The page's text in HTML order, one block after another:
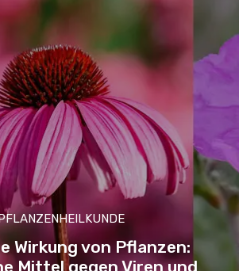
Wirkung von Pflanzen:
Mittel gegen Viren und